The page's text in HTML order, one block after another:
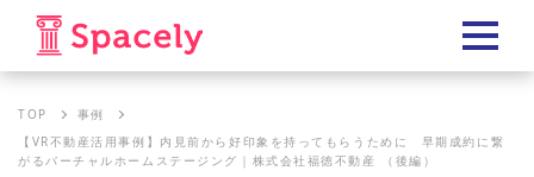
TOP
事例
【VR不動産活用事例】内見前から好印象を持ってもらうために 早期成約に繋
がるバーチャルホームステージング｜株式会社福徳不動産 （後編）